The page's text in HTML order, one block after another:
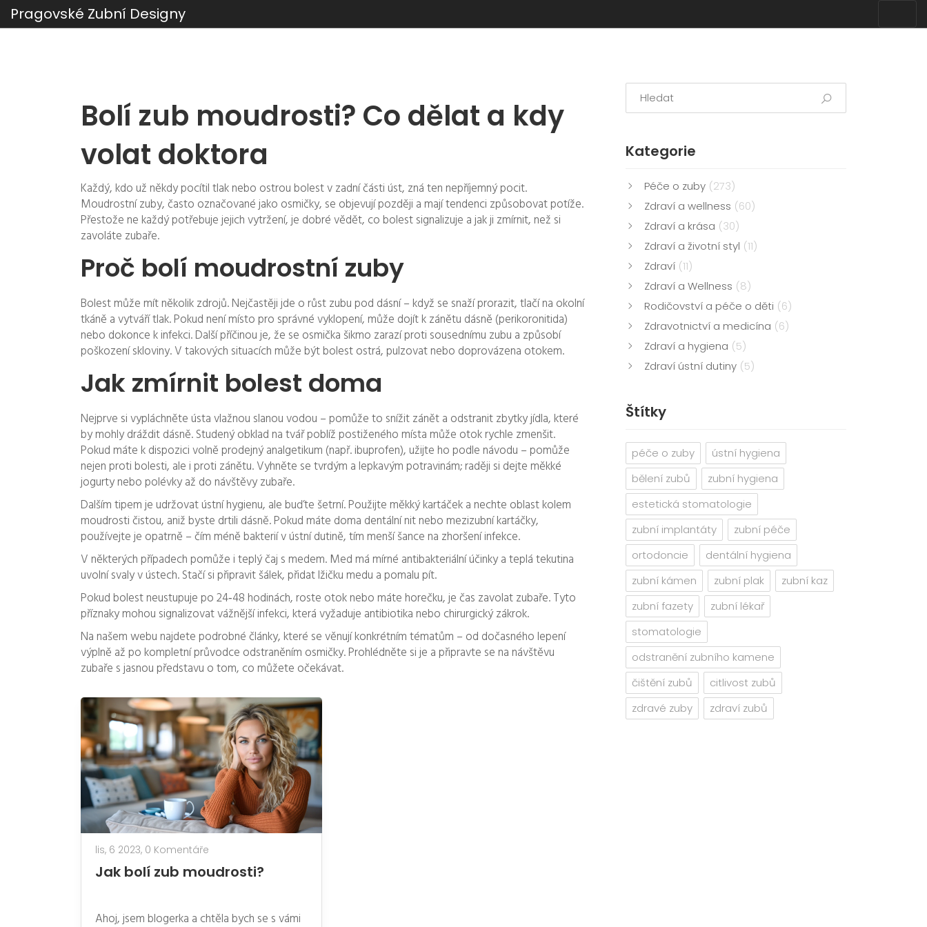
Pragovské Zubní Designy
Bolí zub moudrosti? Co dělat a kdy
volat doktora
Každý, kdo už někdy pocítil tlak nebo ostrou bolest v zadní části úst, zná ten nepříjemný pocit.
Moudrostní zuby, často označované jako osmičky, se objevují později a mají tendenci způsobovat potíže.
Přestože ne každý potřebuje jejich vytržení, je dobré vědět, co bolest signalizuje a jak ji zmírnit, než si
zavoláte zubaře.
Proč bolí moudrostní zuby
Bolest může mít několik zdrojů. Nejčastěji jde o růst zubu pod dásní – když se snaží prorazit, tlačí na okolní
tkáně a vytváří tlak. Pokud není místo pro správné vyklopení, může dojít k zánětu dásně (perikoronitida)
nebo dokonce k infekci. Další příčinou je, že se osmička šikmo zarazí proti sousednímu zubu a způsobí
poškození skloviny. V takových situacích může být bolest ostrá, pulzovat nebo doprovázena otokem.
Jak zmírnit bolest doma
Nejprve si vypláchněte ústa vlažnou slanou vodou – pomůže to snížit zánět a odstranit zbytky jídla, které
by mohly dráždit dásně. Studený obklad na tvář poblíž postiženého místa může otok rychle zmenšit.
Pokud máte k dispozici volně prodejný analgetikum (např. ibuprofen), užijte ho podle návodu – pomůže
nejen proti bolesti, ale i proti zánětu. Vyhněte se tvrdým a lepkavým potravinám; raději si dejte měkké
jogurty nebo polévky až do návštěvy zubaře.
Dalším tipem je udržovat ústní hygienu, ale buďte šetrní. Použijte měkký kartáček a nechte oblast kolem
moudrosti čistou, aniž byste drtili dásně. Pokud máte doma dentální nit nebo mezizubní kartáčky,
používejte je opatrně – čím méně bakterií v ústní dutině, tím menší šance na zhoršení infekce.
V některých případech pomůže i teplý čaj s medem. Med má mírné antibakteriální účinky a teplá tekutina
uvolní svaly v ústech. Stačí si připravit šálek, přidat lžičku medu a pomalu pít.
Pokud bolest neustupuje po 24‑48 hodinách, roste otok nebo máte horečku, je čas zavolat zubaře. Tyto
příznaky mohou signalizovat vážnější infekci, která vyžaduje antibiotika nebo chirurgický zákrok.
Na našem webu najdete podrobné články, které se věnují konkrétním tématům – od dočasného lepení
výplně až po kompletní průvodce odstraněním osmičky. Prohlédněte si je a připravte se na návštěvu
zubaře s jasnou představu o tom, co můžete očekávat.
lis, 6 2023, 0 Komentáře
Jak bolí zub moudrosti?
Ahoj, jsem blogerka a chtěla bych se s vámi
Kategorie
Péče o zuby (273)
Zdraví a wellness (60)
Zdraví a krása (30)
Zdraví a životní styl (11)
Zdraví (11)
Zdraví a Wellness (8)
Rodičovství a péče o děti (6)
Zdravotnictví a medicína (6)
Zdraví a hygiena (5)
Zdraví ústní dutiny (5)
Štítky
péče o zuby
ústní hygiena
bělení zubů
zubní hygiena
estetická stomatologie
zubní implantáty
zubní péče
ortodoncie
dentální hygiena
zubní kámen
zubní plak
zubní kaz
zubní fazety
zubní lékař
stomatologie
odstranění zubního kamene
čištění zubů
citlivost zubů
zdravé zuby
zdraví zubů